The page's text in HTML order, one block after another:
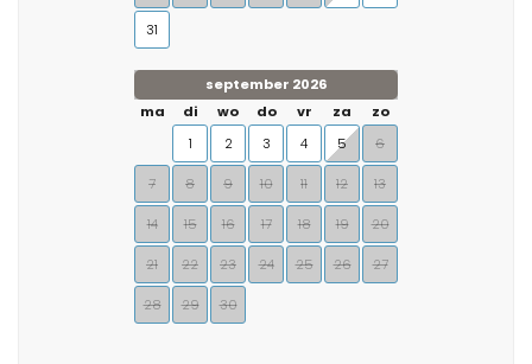
31
september 2026
ma
di wo do vr za
zo
1
2 3 4 5 6
7 8 9 10 11 12 13
14 15 16 17 18 19 20
21 22 23 24 25 26 27
28 29 30